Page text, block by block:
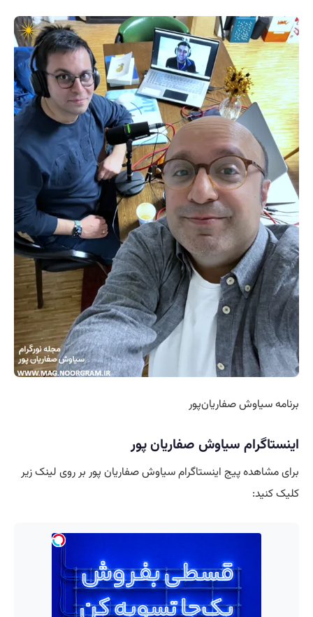
برنامه سیاوش صفاریان‌پور
اینستاگرام سیاوش صفاریان پور
برای مشاهده پیج اینستاگرام سیاوش صفاریان پور بر روی لینک زیر
کلیک کنید: